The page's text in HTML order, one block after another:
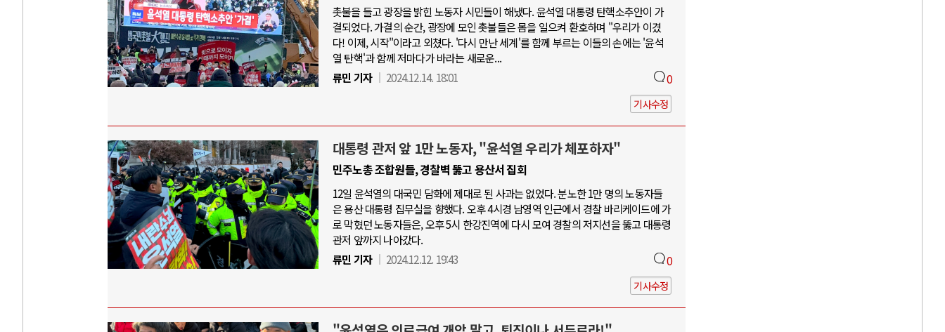
촛불을 들고 광장을 밝힌 노동자 시민들이 해냈다. 윤석열 대통령 탄핵소추안이 가
결되었다. 가결의 순간, 광장에 모인 촛불들은 몸을 일으켜 환호하며 "우리가 이겼
다! 이제, 시작"이라고 외쳤다. '다시 만난 세계'를 함께 부르는 이들의 손에는 '윤석
열 탄핵'과 함께 저마다가 바라는 새로운...
류민 기자
2024.12.14. 18:01 0
기사수정
대통령 관저 앞 1만 노동자, "윤석열 우리가 체포하자"
민주노총 조합원들, 경찰벽 뚫고 용산서 집회
12일 윤석열의 대국민 담화에 제대로 된 사과는 없었다. 분노한 1만 명의 노동자들
은 용산 대통령 집무실을 향했다. 오후 4시경 남영역 인근에서 경찰 바리케이드에 가
로 막혔던 노동자들은, 오후 5시 한강진역에 다시 모여 경찰의 저지선을 뚫고 대통령
관저 앞까지 나아갔다.
류민 기자
2024.12.12. 19:43 0
기사수정